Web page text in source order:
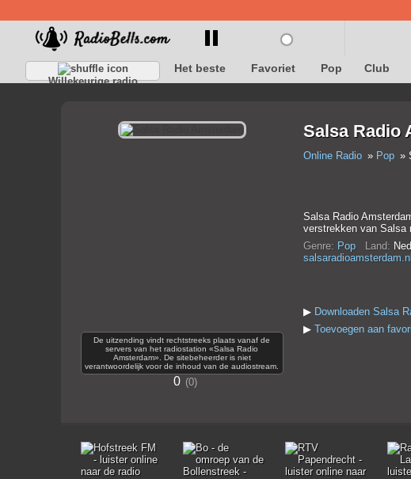
Willekeurige radio
Het beste Favoriet Pop Club
De uitzending vindt rechtstreeks plaats vanaf de
servers van het radiostation «Salsa Radio
Amsterdam». De sitebeheerder is niet
verantwoordelijk voor de inhoud van de audiostream.
0 0
Salsa Radio
Online Radio Pop
Salsa Radio
verstrekken van Salsa
Genre: Pop Land:
salsaradioamsterdam.nl
▶ Downloaden Salsa
▶ Toevoegen aan